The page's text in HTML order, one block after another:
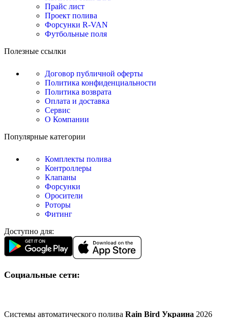
Прайс лист
Проект полива
Форсунки R-VAN
Футбольные поля
Полезные ссылки
Договор публичной оферты
Политика конфиденциальности
Политика возврата
Оплата и доставка
Сервис
О Компании
Популярные категории
Комплекты полива
Контроллеры
Клапаны
Форсунки
Оросители
Роторы
Фитинг
Доступно для:
Социальные сети:
Системы автоматического полива Rain Bird Украина 2026